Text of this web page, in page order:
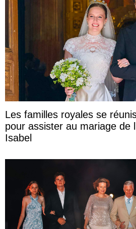
Les familles royales se
pour assister au mariage de
Isabel